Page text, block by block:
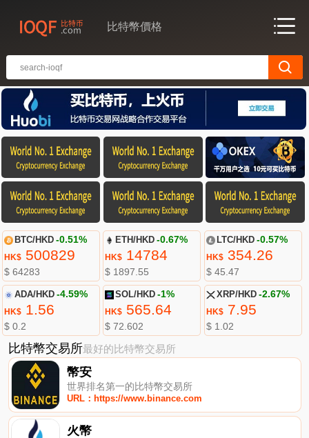
比特幣價格
BTC/HKD -0.51%
HK$500829
$ 64283
ETH/HKD -0.67%
HK$ 14784
$ 1897.55
LTC/HKD -0.57%
HK$354.26
$ 45.47
ADA/HKD -4.59%
HK$1.56
$ 0.2
SOL/HKD -1%
HK$ 565.64
$ 72.602
XRP/HKD -2.67%
HK$7.95
$ 1.02
比特幣交易所最好的比特幣交易所
幣安
世界排名第一的比特幣交易所
URL：https://www.binance.com
火幣